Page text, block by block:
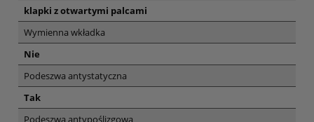
klapki z otwartymi palcami
Wymienna wkładka
Nie
Podeszwa antystatyczna
Tak
Podeszwa antypoślizgowa